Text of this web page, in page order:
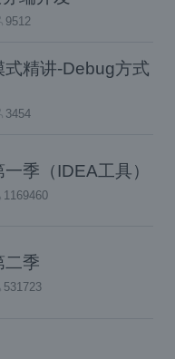
最后面。
量一旦变得很大
。jdk的解决方法
9512
精讲-Debug方式
3454
季（IDEA工具）
1169460
二季
531723